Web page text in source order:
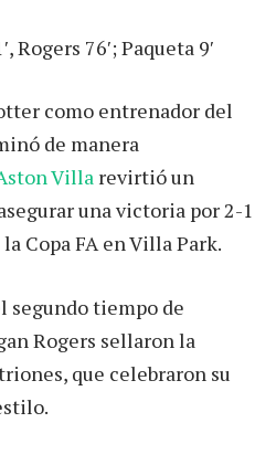
Rogers 76′; Paqueta 9′
como entrenador del
de manera
Villa revirtió un
una victoria por 2-1
Copa FA en Villa Park.
segundo tiempo de
Rogers sellaron la
que celebraron su